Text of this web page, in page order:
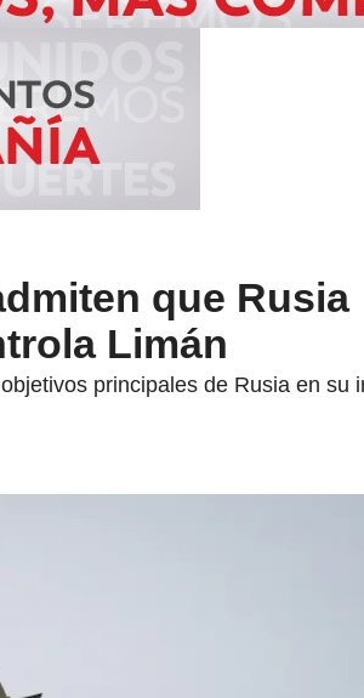
que Rusia
Limán
principales de Rusia en su